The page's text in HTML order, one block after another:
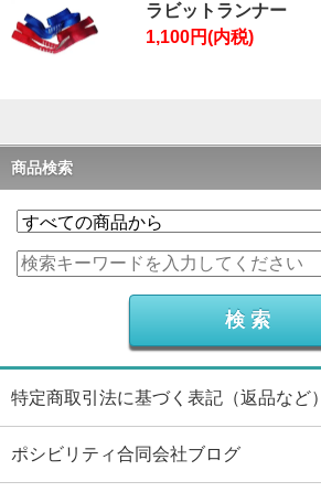
ラビットランナー
1,100円(内税)
商品検索
特定商取引法に基づく表記（返品など）
ポシビリティ合同会社ブログ